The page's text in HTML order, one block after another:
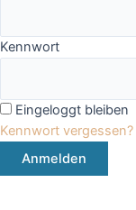
Kennwort
Eingeloggt bleiben
Kennwort vergessen?